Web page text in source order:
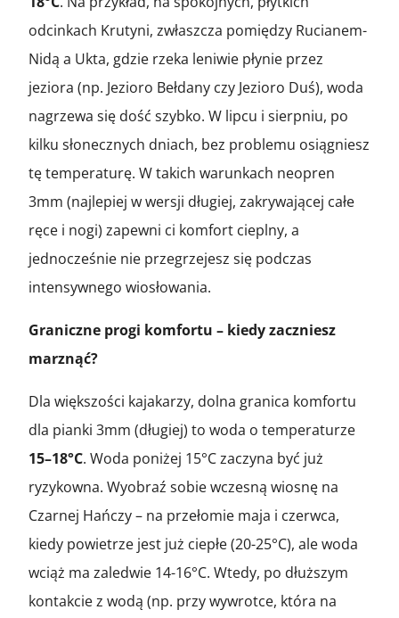
odcinkach Krutyni, zwłaszcza pomiędzy Rucianem-
Nidą a Ukta, gdzie rzeka leniwie płynie przez
jeziora (np. Jezioro Bełdany czy Jezioro Duś), woda
nagrzewa się dość szybko. W lipcu i sierpniu, po
kilku słonecznych dniach, bez problemu osiągniesz
tę temperaturę. W takich warunkach neopren
3mm (najlepiej w wersji długiej, zakrywającej całe
ręce i nogi) zapewni ci komfort cieplny, a
jednocześnie nie przegrzejesz się podczas
intensywnego wiosłowania.
Graniczne progi komfortu – kiedy zaczniesz
marznąć?
Dla większości kajakarzy, dolna granica komfortu
dla pianki 3mm (długiej) to woda o temperaturze
15–18°C. Woda poniżej 15°C zaczyna być już
ryzykowna. Wyobraź sobie wczesną wiosnę na
Czarnej Hańczy – na przełomie maja i czerwca,
kiedy powietrze jest już ciepłe (20-25°C), ale woda
wciąż ma zaledwie 14-16°C. Wtedy, po dłuższym
kontakcie z wodą (np. przy wywrotce, która na